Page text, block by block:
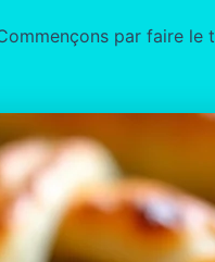
par faire